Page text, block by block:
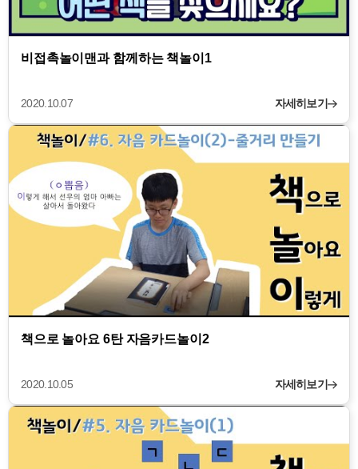
비접촉놀이맨과 함께하는 책놀이1
2020.10.07 자세히보기
책으로 놀아요 6탄 자음카드놀이2
2020.10.05 자세히보기